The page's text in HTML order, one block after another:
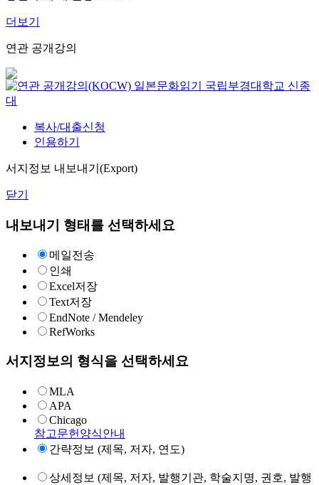
더보기
연관 공개강의
일본문화읽기 국립부경대학교 신종
대
복사/대출신청
인용하기
서지정보 내보내기(Export)
닫기
내보내기 형태를 선택하세요
메일전송
인쇄
Excel저장
Text저장
EndNote / Mendeley
RefWorks
서지정보의 형식을 선택하세요
MLA
APA
Chicago
참고문헌양식안내
간략정보 (제목, 저자, 연도)
상세정보 (제목, 저자, 발행기관, 학술지명, 권호, 발행